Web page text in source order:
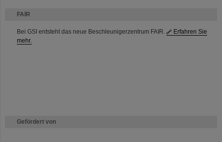
FAIR
Bei GSI entsteht das neue Beschleunigerzentrum FAIR.
Erfahren Sie
mehr.
Gefördert von